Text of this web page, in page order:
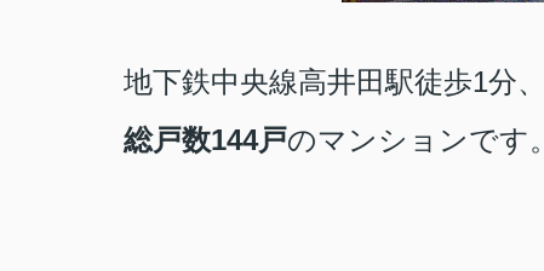
地下鉄中央線高井田駅徒歩1分、
総戸数144戸のマンションです。